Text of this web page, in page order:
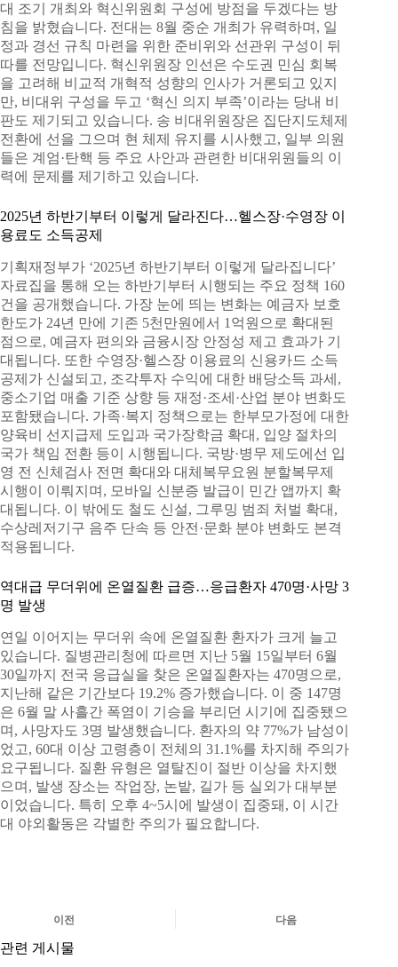
대 조기 개최와 혁신위원회 구성에 방점을 두겠다는 방
침을 밝혔습니다. 전대는 8월 중순 개최가 유력하며, 일
정과 경선 규칙 마련을 위한 준비위와 선관위 구성이 뒤
따를 전망입니다. 혁신위원장 인선은 수도권 민심 회복
을 고려해 비교적 개혁적 성향의 인사가 거론되고 있지
만, 비대위 구성을 두고 ‘혁신 의지 부족’이라는 당내 비
판도 제기되고 있습니다. 송 비대위원장은 집단지도체제
전환에 선을 그으며 현 체제 유지를 시사했고, 일부 의원
들은 계엄·탄핵 등 주요 사안과 관련한 비대위원들의 이
력에 문제를 제기하고 있습니다.
2025년 하반기부터 이렇게 달라진다…헬스장·수영장 이
용료도 소득공제
기획재정부가 ‘2025년 하반기부터 이렇게 달라집니다’
자료집을 통해 오는 하반기부터 시행되는 주요 정책 160
건을 공개했습니다. 가장 눈에 띄는 변화는 예금자 보호
한도가 24년 만에 기존 5천만원에서 1억원으로 확대된
점으로, 예금자 편의와 금융시장 안정성 제고 효과가 기
대됩니다. 또한 수영장·헬스장 이용료의 신용카드 소득
공제가 신설되고, 조각투자 수익에 대한 배당소득 과세,
중소기업 매출 기준 상향 등 재정·조세·산업 분야 변화도
포함됐습니다. 가족·복지 정책으로는 한부모가정에 대한
양육비 선지급제 도입과 국가장학금 확대, 입양 절차의
국가 책임 전환 등이 시행됩니다. 국방·병무 제도에선 입
영 전 신체검사 전면 확대와 대체복무요원 분할복무제
시행이 이뤄지며, 모바일 신분증 발급이 민간 앱까지 확
대됩니다. 이 밖에도 철도 신설, 그루밍 범죄 처벌 확대,
수상레저기구 음주 단속 등 안전·문화 분야 변화도 본격
적용됩니다.
역대급 무더위에 온열질환 급증…응급환자 470명·사망 3
명 발생
연일 이어지는 무더위 속에 온열질환 환자가 크게 늘고
있습니다. 질병관리청에 따르면 지난 5월 15일부터 6월
30일까지 전국 응급실을 찾은 온열질환자는 470명으로,
지난해 같은 기간보다 19.2% 증가했습니다. 이 중 147명
은 6월 말 사흘간 폭염이 기승을 부리던 시기에 집중됐으
며, 사망자도 3명 발생했습니다. 환자의 약 77%가 남성이
었고, 60대 이상 고령층이 전체의 31.1%를 차지해 주의가
요구됩니다. 질환 유형은 열탈진이 절반 이상을 차지했
으며, 발생 장소는 작업장, 논밭, 길가 등 실외가 대부분
이었습니다. 특히 오후 4~5시에 발생이 집중돼, 이 시간
대 야외활동은 각별한 주의가 필요합니다.
이전 다음
관련 게시물